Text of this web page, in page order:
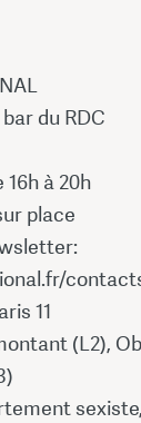
du RDC
à 20h
place
11
(L2),